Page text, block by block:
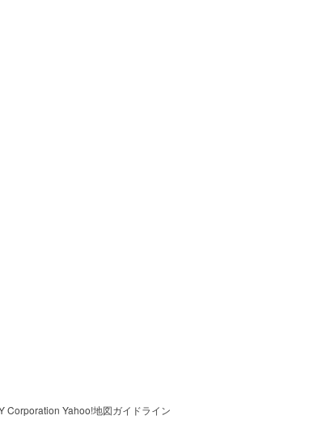
Corporation Yahoo!地図ガイドライン